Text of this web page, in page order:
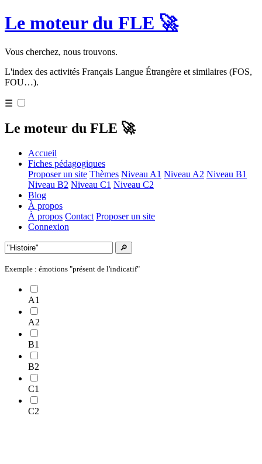
Le moteur du FLE 🚀
Vous cherchez, nous trouvons.
L'index des activités Français Langue Étrangère et similaires (FOS,
FOU…).
☰
Le moteur du FLE 🚀
Accueil
Fiches pédagogiques
Proposer un site Thèmes Niveau A1 Niveau A2 Niveau B1
Niveau B2 Niveau C1 Niveau C2
Blog
À propos
À propos Contact Proposer un site
Connexion
🔎
Exemple : émotions "présent de l'indicatif"
A1
A2
B1
B2
C1
C2